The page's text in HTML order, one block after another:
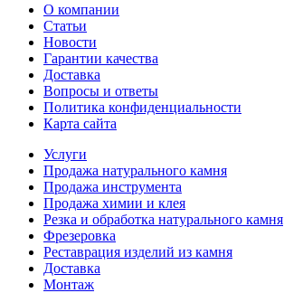
О компании
Статьи
Новости
Гарантии качества
Доставка
Вопросы и ответы
Политика конфиденциальности
Карта сайта
Услуги
Продажа натурального камня
Продажа инструмента
Продажа химии и клея
Резка и обработка натурального камня
Фрезеровка
Реставрация изделий из камня
Доставка
Монтаж